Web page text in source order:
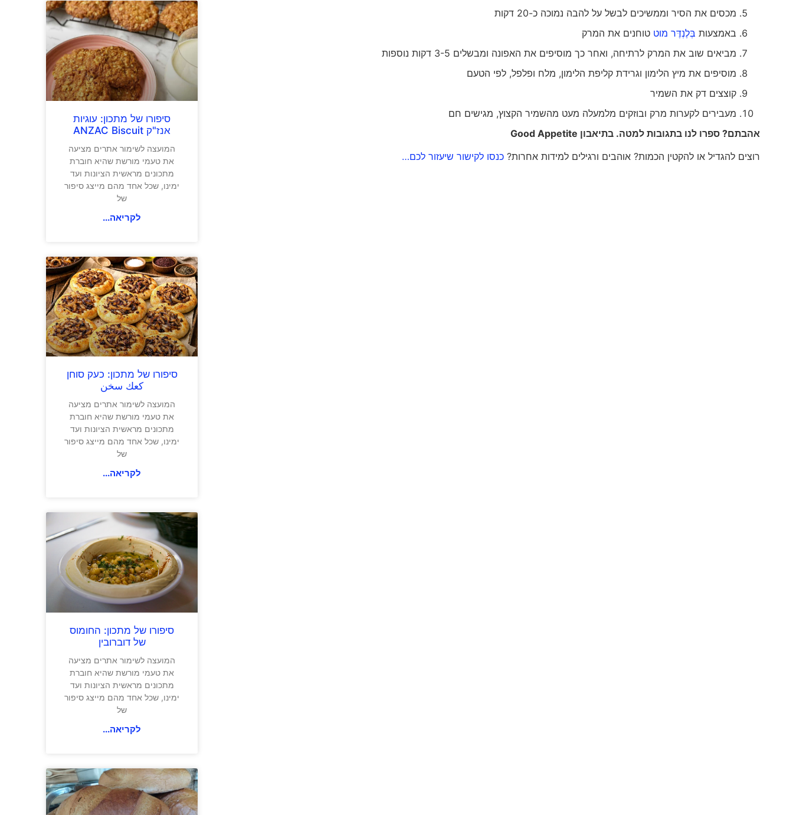
מכסים את הסיר וממשיכים לבשל על להבה נמוכה כ-20 דקות
באמצעות בְּלֶנְדֶּר מוט טוחנים את המרק
מביאים שוב את המרק לרתיחה, ואחר כך מוסיפים את האפונה ומבשלים 3-5 דקות נוספות
מוסיפים את מיץ הלימון וגרידת קליפת הלימון, מלח ופלפל, לפי הטעם
קוצצים דק את השמיר
מעבירים לקערות מרק ובוזקים מלמעלה מעט מהשמיר הקצוץ, מגישים חם
אהבתם? ספרו לנו בתגובות למטה. בתיאבון Good Appetite
רוצים להגדיל או להקטין הכמות? אוהבים ורגילים למידות אחרות?כנסו לקישור שיעזור לכם…
סיפורו של מתכון: עוגיות
אנז"ק ANZAC Biscuit
המועצה לשימור אתרים מציעה
את טעמי מורשת שהיא חוברת
מתכונים מראשית הציונות ועד
ימינו, שכל אחד מהם מייצג סיפור
של
לקריאה...
סיפורו של מתכון: כעק סוחן
كعك سخن
המועצה לשימור אתרים מציעה
את טעמי מורשת שהיא חוברת
מתכונים מראשית הציונות ועד
ימינו, שכל אחד מהם מייצג סיפור
של
לקריאה...
סיפורו של מתכון: החומוס
של דוברובין
המועצה לשימור אתרים מציעה
את טעמי מורשת שהיא חוברת
מתכונים מראשית הציונות ועד
ימינו, שכל אחד מהם מייצג סיפור
של
לקריאה...